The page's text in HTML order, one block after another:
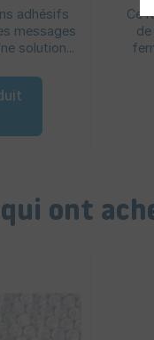
adhésifs
messages
solution...
Ce
ont